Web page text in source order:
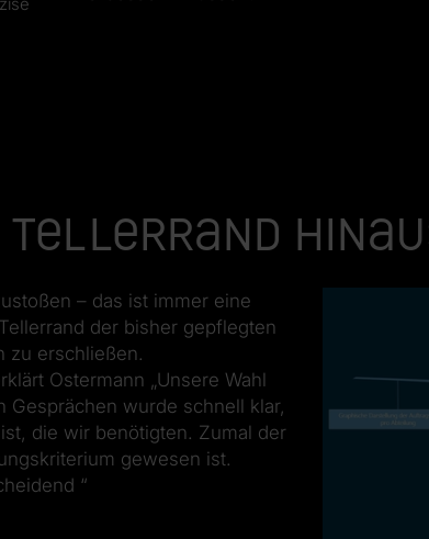
Tellerrand
– das ist immer eine
der bisher gepflegten
zu erschließen.
Ostermann „Unsere Wahl
Gesprächen wurde schnell klar,
die wir benötigten. Zumal der
gewesen ist.
“